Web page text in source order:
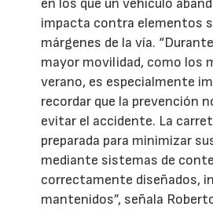
en los que un vehículo
impacta contra elementos
márgenes de la vía.
mayor movilidad, como los
verano, es especialmente
recordar que la prevención
evitar el accidente. La
preparada para minimizar
mediante sistemas de
correctamente diseñados,
mantenidos”, señala